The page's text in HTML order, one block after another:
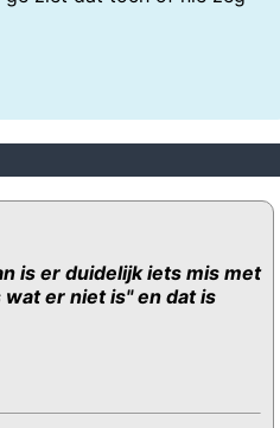
is er duidelijk iets mis met
er niet is" en dat is